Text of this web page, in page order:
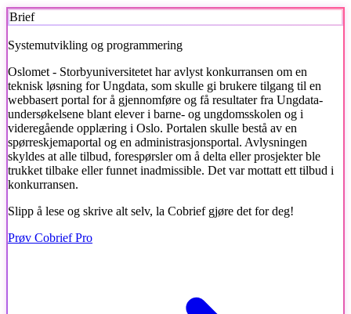
Brief
Systemutvikling og programmering
Oslomet - Storbyuniversitetet har avlyst konkurransen om en
teknisk løsning for Ungdata, som skulle gi brukere tilgang til en
webbasert portal for å gjennomføre og få resultater fra Ungdata-
undersøkelsene blant elever i barne- og ungdomsskolen og i
videregående opplæring i Oslo. Portalen skulle bestå av en
spørreskjemaportal og en administrasjonsportal. Avlysningen
skyldes at alle tilbud, forespørsler om å delta eller prosjekter ble
trukket tilbake eller funnet inadmissible. Det var mottatt ett tilbud i
konkurransen.
Slipp å lese og skrive alt selv, la Cobrief gjøre det for deg!
Prøv Cobrief Pro